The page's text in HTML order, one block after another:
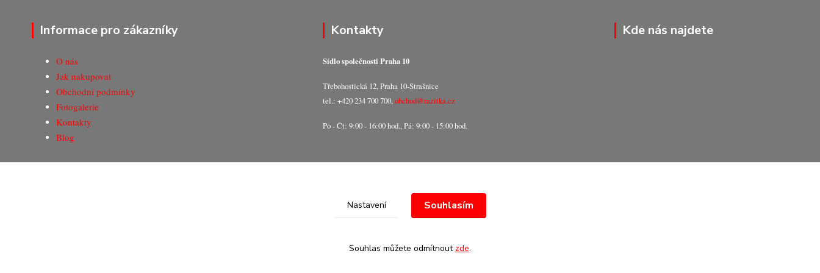
Informace pro zákazníky
O nás
Jak nakupovat
Obchodní podmínky
Fotogalerie
Kontakty
Blog
Kontakty
Sídlo společnosti Praha 10
Třebohostická 12, Praha 10-Strašnice
tel.: +420 234 700 700,obchod@razitka.cz
Po - Čt: 9:00 - 16:00 hod., Pá: 9:00 - 15:00 hod.
Kde nás najdete
Nastavení Souhlasím
Souhlas můžete odmítnout zde.